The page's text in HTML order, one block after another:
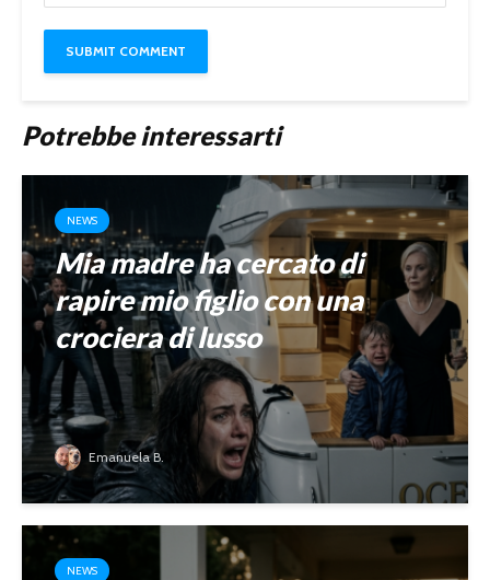
Potrebbe interessarti
NEWS
Mia madre ha cercato di
rapire mio figlio con una
crociera di lusso
Emanuela B.
NEWS